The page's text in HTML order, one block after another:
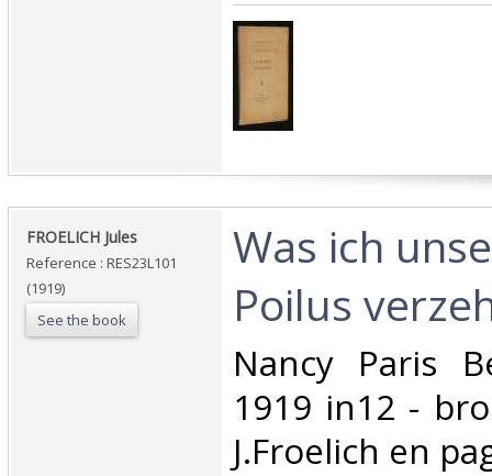
‎FROELICH Jules‎
Reference : RES23L101
(1919)
See the book
‎Was ich
Poilus
‎Nancy Paris
1919 in12 -
J.Froelich en